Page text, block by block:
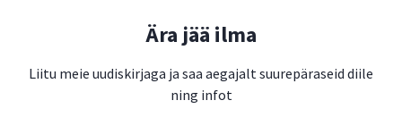
Ära jää ilma
Liitu meie uudiskirjaga ja saa aegajalt suurepäraseid diile
ning infot